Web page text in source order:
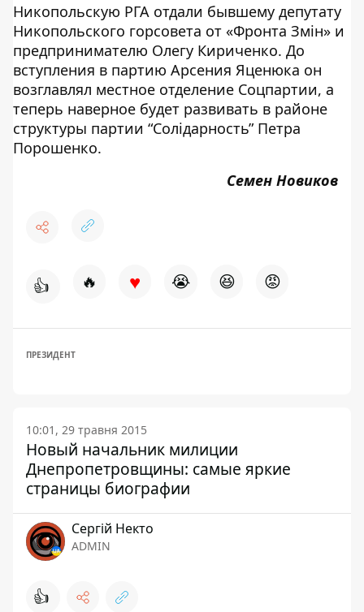
Никопольскую РГА отдали бывшему депутату
Никопольского горсовета от «Фронта Змін» и
предпринимателю Олегу Кириченко. До
вступления в партию Арсения Яценюка он
возглавлял местное отделение Соцпартии, а
теперь наверное будет развивать в районе
структуры партии “Солідарность” Петра
Порошенко.
Семен Новиков
👍 🔥 ♥ 😭 😆 😡
ПРЕЗИДЕНТ
10:01, 29 травня 2015
Новый начальник милиции
Днепропетровщины: самые яркие
страницы биографии
Сергій Некто
ADMIN
👍